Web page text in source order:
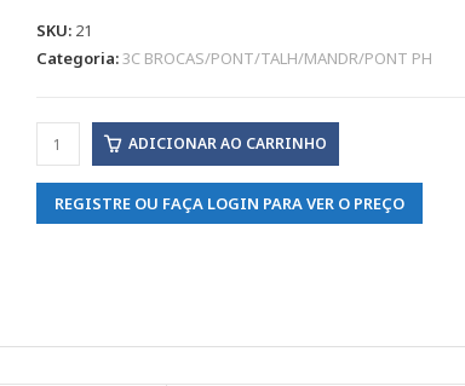
SKU: 21
Categoria:3C BROCAS/PONT/TALH/MANDR/PONT PH
ADICIONAR AO CARRINHO
REGISTRE OU FAÇA LOGIN PARA VER O PREÇO